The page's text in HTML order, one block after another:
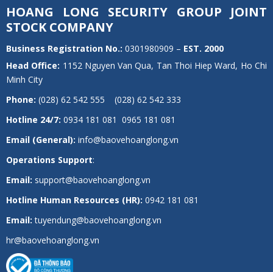
HOANG LONG SECURITY GROUP JOINT
STOCK COMPANY
Business Registration No.: 0301980909 – EST. 2000
Head Office: 1152 Nguyen Van Qua, Tan Thoi Hiep Ward, Ho Chi
Minh City
Phone: (028) 62 542 555 (028) 62 542 333
Hotline 24/7: 0934 181 081 0965 181 081
Email (General): info@baovehoanglong.vn
Operations Support:
Email: support@baovehoanglong.vn
Hotline Human Resources (HR): 0942 181 081
Email: tuyendung@baovehoanglong.vn
hr@baovehoanglong.vn